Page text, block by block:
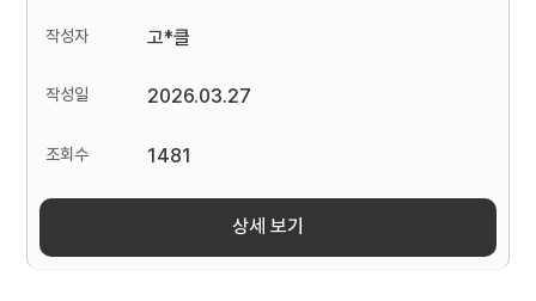
고*클
2026.03.27
1481
상세 보기